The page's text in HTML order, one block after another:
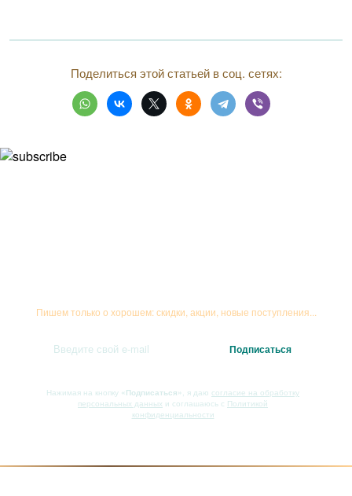
Поделиться этой статьей в соц. сетях:
Пишем только о хорошем: скидки, акции, новые поступления...
Нажимая на кнопку «Подписаться» , я даю согласие на обработку
персональных данных и соглашаюсь с Политикой
конфиденциальности